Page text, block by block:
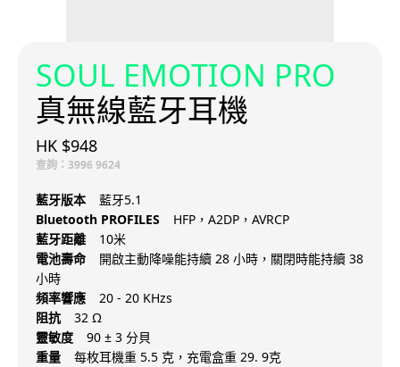
SOUL EMOTION PRO
真無線藍牙耳機
HK $948
查詢：3996 9624
藍牙版本
藍牙5.1
Bluetooth PROFILES
HFP，A2DP，AVRCP
藍牙距離
10米
電池壽命
開啟主動降噪能持續 28 小時，關閉時能持續 38
小時
頻率響應
20 - 20 KHzs
阻抗
32 Ω
靈敏度
90 ± 3 分貝
重量
每枚耳機重 5.5 克，充電盒重 29. 9克